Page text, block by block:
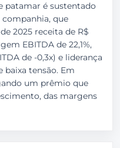
patamar é sustentado
que
2025 receita de R$
EBITDA de 22,1%,
de -0,3x) e liderança
tensão. Em
um prêmio que
das margens